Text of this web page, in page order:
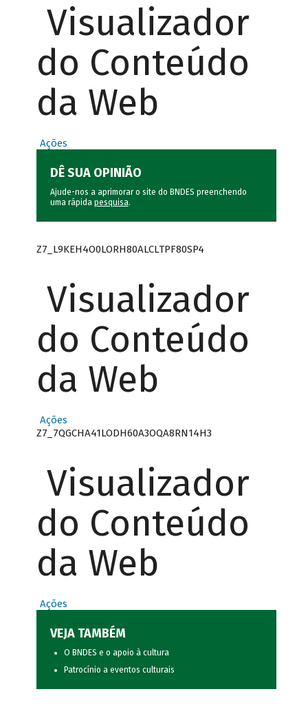
Visualizador
do Conteúdo
da Web
Ações
DÊ SUA OPINIÃO
Ajude-nos a aprimorar o site do BNDES preenchendo
uma rápida pesquisa.
Z7_L9KEH4O0LORH80ALCLTPF80SP4
Visualizador
do Conteúdo
da Web
Ações
Z7_7QGCHA41LODH60A3OQA8RN14H3
Visualizador
do Conteúdo
da Web
Ações
VEJA TAMBÉM
O BNDES e o apoio à cultura
Patrocínio a eventos culturais